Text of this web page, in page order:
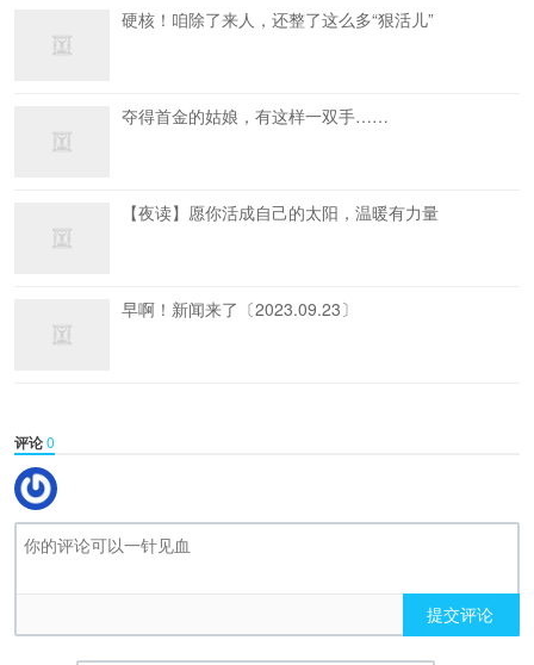
硬核！咱除了来人，还整了这么多“狠活儿”
夺得首金的姑娘，有这样一双手……
【夜读】愿你活成自己的太阳，温暖有力量
早啊！新闻来了〔2023.09.23〕
评论0
提交评论